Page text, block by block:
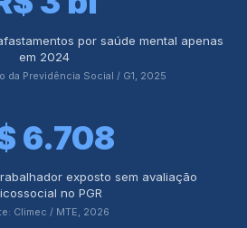
por saúde mental apenas
em 2024
da Previdência Social / G1, 2025
6.708
exposto sem avaliação
no PGR
Climec / MTE, 2026